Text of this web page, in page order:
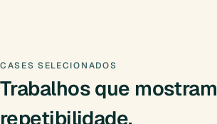
CASES SELECIONADOS
Trabalhos que mostram
repetibilidade.